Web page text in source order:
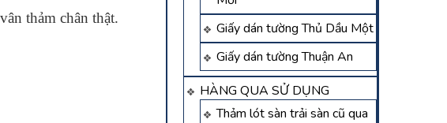
Giấy dán tường Thủ Dầu Một
Giấy dán tường Thuận An
HÀNG QUA SỬ DỤNG
Thảm lót sàn trải sàn cũ qua
thảm chân thật.